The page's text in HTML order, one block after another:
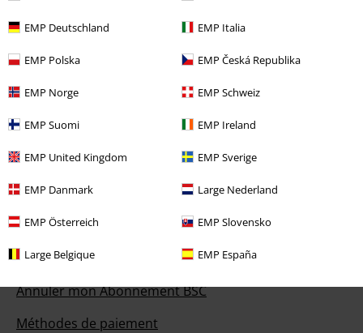
EMP Deutschland EMP Italia
EMP Polska EMP Česká Republika
EMP Norge EMP Schweiz
EMP Suomi EMP Ireland
EMP United Kingdom EMP Sverige
EMP Danmark Large Nederland
EMP Österreich EMP Slovensko
Large Belgique EMP España
d'informations
Service Client
FAQ
Politique de Retour
Retourner un produit
Informations sur la taille
Annuler mon Abonnement BSC
Méthodes de paiement